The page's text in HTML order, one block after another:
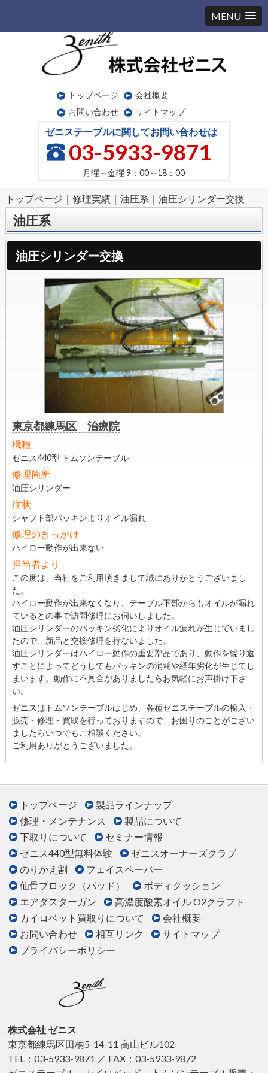
MENU
トップページ
会社概要
お問い合わせ
サイトマップ
ゼニステーブルに関してお問い合わせは
03-5933-9871
月曜～金曜 9：00～18：00
トップページ ｜ 修理実績｜ 油圧系 ｜ 油圧シリンダー交換
油圧系
油圧シリンダー交換
東京都練馬区 治療院
機種
ゼニス440型 トムソンテーブル
修理箇所
油圧シリンダー
症状
シャフト部パッキンよりオイル漏れ
修理のきっかけ
ハイロー動作が出来ない
担当者より
この度は、当社をご利用頂きまして誠にありがとうございまし
た。
ハイロー動作が出来なくなり、テーブル下部からもオイルが漏れ
ているとの事で訪問修理にお伺いしました。
油圧シリンダーのパッキン劣化によりオイル漏れが生じていまし
たので、新品と交換修理を行ないました。
油圧シリンダーはハイロー動作の重要部品であり、動作を繰り返
すことによってどうしてもパッキンの消耗や経年劣化が生じてし
まいます。動作に不具合がありましたらお気軽にお声掛け下さ
い。
ゼニスはトムソンテーブルはじめ、各種ゼニステーブルの輸入・
販売・修理・買取を行っておりますので、お困りのことがござい
ましたらいつでもご相談ください。
ご利用ありがとうございました。
トップページ
製品ラインナップ
修理・メンテナンス
製品について
下取りについて
セミナー情報
ゼニス440型無料体験
ゼニスオーナーズクラブ
のりかえ割
フェイスペーパー
仙骨ブロック（パッド）
ボディクッション
エアダスターガン
高濃度酸素オイル O2クラフト
カイロベット買取りについて
会社概要
お問い合わせ
相互リンク
サイトマップ
プライバシーポリシー
株式会社 ゼニス
東京都練馬区田柄5-14-11 高山ビル102
TEL：03-5933-9871 ／ FAX：03-5933-9872